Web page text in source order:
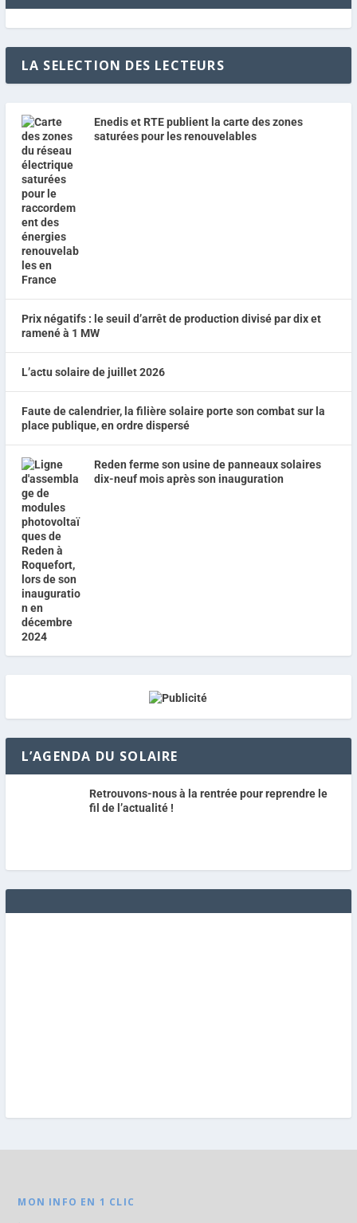
LA SELECTION DES LECTEURS
Enedis et RTE publient la carte des zones
saturées pour les renouvelables
Prix négatifs : le seuil d’arrêt de production divisé par dix et
ramené à 1 MW
L’actu solaire de juillet 2026
Faute de calendrier, la filière solaire porte son combat sur la
place publique, en ordre dispersé
Reden ferme son usine de panneaux solaires
dix-neuf mois après son inauguration
L’AGENDA DU SOLAIRE
Retrouvons-nous à la rentrée pour reprendre le
fil de l’actualité !
MON INFO EN 1 CLIC